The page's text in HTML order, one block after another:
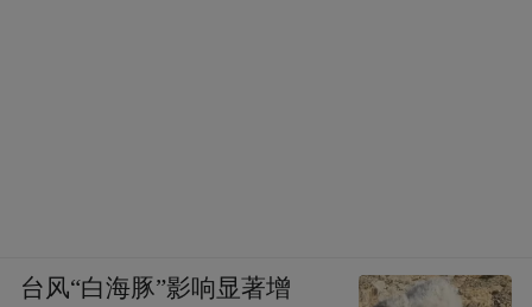
台风“白海豚”影响显著增